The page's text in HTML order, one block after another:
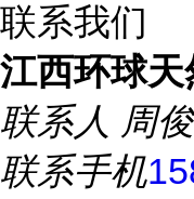
联系我们
江西环球天
联系人 周俊
联系手机